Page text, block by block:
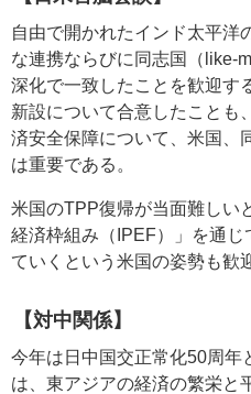
自由で開かれたインド太平洋
な連携ならびに同志国（like-
深化で一致したことを歓迎す
新設について合意したことも
済安全保障について、米国、
は重要である。
米国のTPP復帰が当面難しい
経済枠組み（IPEF）」を通
ていくという米国の姿勢も歓
【対中関係】
今年は日中国交正常化50周年
は、東アジアの経済の繁栄と